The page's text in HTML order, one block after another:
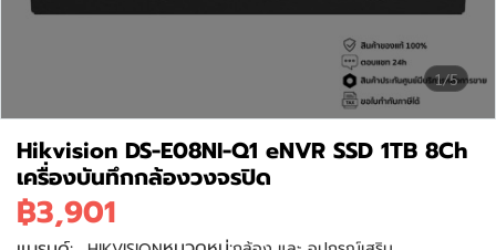
1/5
Hikvision DS-E08NI-Q1 eNVR SSD 1TB 8Ch
เครื่องบันทึกกล้องวงจรปิด
฿3,901